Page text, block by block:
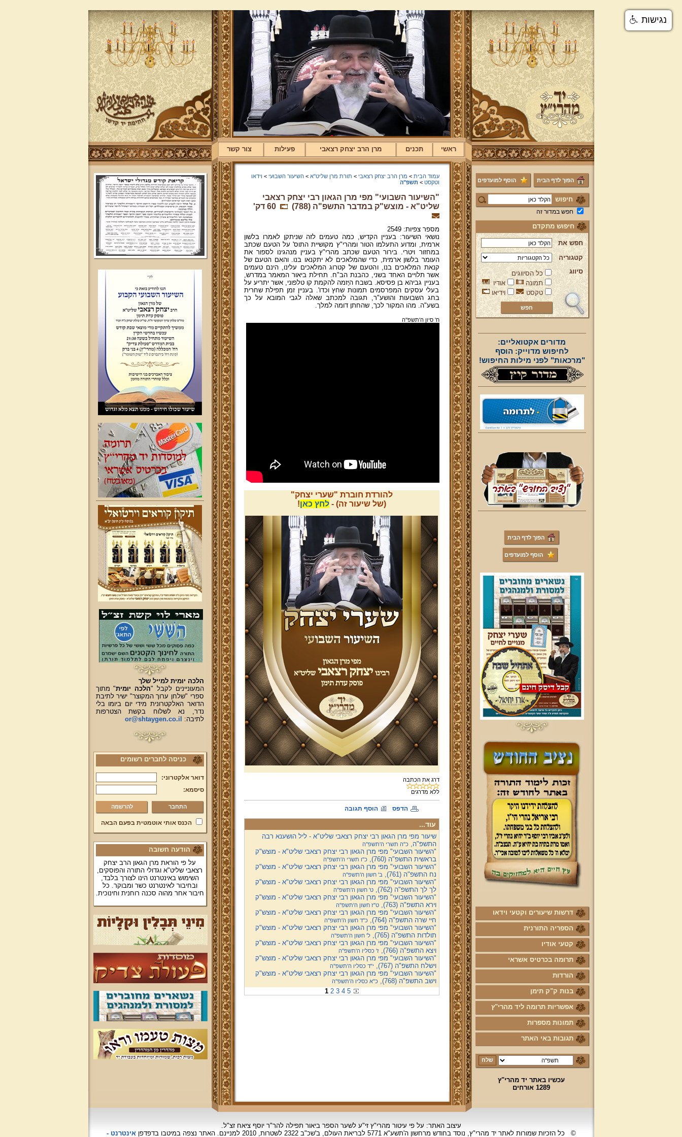
ראשי תכנים מרן הרב יצחק רצאבי פעילות צור קשר
הפוך לדף הבית הוסף למועדפים
חיפוש
חפש במדור זה
חיפוש מתקדם
חפש את
קטגוריה
סיווג
כל הסיווגים
תמונה
אודיו
טקסט
וידיאו
מדורים אקטואליים:
לחיפוש מדוייק: הוסף
"מרכאות" לפני מילות החיפוש!
הפוך לדף הבית
הוסף למועדפים
דרשות שיעורים וקטעי וידאו
הספריה התורנית
קטעי אודיו
תרומה בכרטיס אשראי
הורדות
בנות ק"ק תימן
אפשריות תרומה ליד מהרי"ץ
תמונות מספרות
תגובות באי האתר
עכשיו באתר יד מהרי"ץ
1289 אורחים
עמוד הבית > מרן הרב יצחק רצאבי > תורת מרן שליט"א > השיעור השבועי > וידאו
וטקסט > תשפ"ה
"השיעור השבועי" מפי מרן הגאון רבי יצחק רצאבי
שליט"א - מוצש"ק במדבר התשפ"ה (788)
60 דק'
מספר צפיות: 2549
נושאי השיעור: בעניין הקדיש, כמה טעמים לזה שניתקן לאמרו בלשון
ארמית, ומדוע התעלמו הטור ומהרי"ץ מקושיית התוס' על הטעם שכתב
במחזור ויטרי. בירור הטעם שכתב מהרי"ץ בעניין מנהגינו לספור את
העומר בלשון ארמית, כדי שהמלאכים לא יתקנאו בנו. והאם הטעם של
קנאת המלאכים בנו, והטעם של קטרוג המלאכים עלינו, הינם טעמים
אשר תלויים האחד בשני, כהבנת הב"ח. תחילת ביאור המאמר במדרש,
בעניין גביהא בן פסיסא. בשבח היָזמה להקמת קו טלפוני, אשר יתריע על
בעלי עסקים המפרסמים תמונות שחץ וכדו'. בעניין זמן תפילת שחרית
בחג השבועות והושע"ר, תגובה למכתב שאלה לגבי המובא על כך
בשע"ה. מהו המקור לכך, שהחתן דומה למלך.
ח' סיון ה'תשפ''ה
להורדת חוברת "שערי יצחק"
(של שיעור זה) -לחץ כאן!
דרג את הכתבה
ללא מדרגים
הדפס הוסף תגובה
עוד...
שיעור מפי מרן הגאון רבי יצחק רצאבי שליט"א - ליל הושענא רבה
התשפ"ה,כ"ה תשרי ה'תשפ''ה
"השיעור השבועי" מפי מרן הגאון רבי יצחק רצאבי שליט"א - מוצש"ק
בראשית התשפ"ה (760),
כ"ו תשרי ה'תשפ''ה
"השיעור השבועי" מפי מרן הגאון רבי יצחק רצאבי שליט"א - מוצש"ק
נח התשפ"ה (761),
ב' חשון ה'תשפ''ה
"השיעור השבועי" מפי מרן הגאון רבי יצחק רצאבי שליט"א - מוצש"ק
לך לך התשפ"ה (762),
ט' חשון ה'תשפ''ה
"השיעור השבועי" מפי מרן הגאון רבי יצחק רצאבי שליט"א - מוצש"ק
וירא התשפ"ה (763),
ט"ז חשון ה'תשפ''ה
"השיעור השבועי" מפי מרן הגאון רבי יצחק רצאבי שליט"א - מוצש"ק
חיי שרה התשפ"ה (764),
כ"ד חשון ה'תשפ''ה
"השיעור השבועי" מפי מרן הגאון רבי יצחק רצאבי שליט"א - מוצש"ק
תולדות התשפ"ה (765),
ל' חשון ה'תשפ''ה
"השיעור השבועי" מפי מרן הגאון רבי יצחק רצאבי שליט"א - מוצש"ק
ויצא התשפ"ה (766),
ז' כסליו ה'תשפ''ה
"השיעור השבועי" מפי מרן הגאון רבי יצחק רצאבי שליט"א - מוצש"ק
וישלח התשפ"ה (767),
י"ד כסליו ה'תשפ''ה
"השיעור השבועי" מפי מרן הגאון רבי יצחק רצאבי שליט"א - מוצש"ק
וישב התשפ"ה (768),
כ"א כסליו ה'תשפ''ה
1 2 3 4 5
הלכה יומית למייל שלך
המעוניינים לקבל "הלכה יומית" מתוך
ספרי "שלחן ערוך המקוצר" ישיר לתיבת
הדואר האלקטרונית מידי יום ביומו בלי
נדר, נא לשלוח בקשת הצטרפות
לתיבה:
or@shtaygen.co.il
כניסה לחברים רשומים
דואר אלקטרוני:
סיסמא:
להרשמה
הכנס אותי אוטמטית בפעם הבאה
הודעה חשובה
על פי הוראת מרן הגאון הרב יצחק
רצאבי שליט"א וגדולי התורה והפוסקים,
השימוש באינטרנט הינו לצורך בלבד,
ובחיבור לאינטרנט כשר ומבוקר. כל
חיבור אחר מהוה סכנה רוחנית וחינוכית.
עיצוב האתר: על פי עיטור מהרי"ץ זי"ע לשער הספר ביאור תפילה להר"ר יוסף ציאח זצ"ל.
©
כל הזכיות שמורות לאתר יד מהרי"ץ, נוסד בחודש מרחשוןה'תשע"א 5771 לבריאת העולם, ב'שכ"ב 2322 לשטרות, 2010 למניינם. האתר נצפהבמיטבו בדפדפןאינטרנט -
נגישות